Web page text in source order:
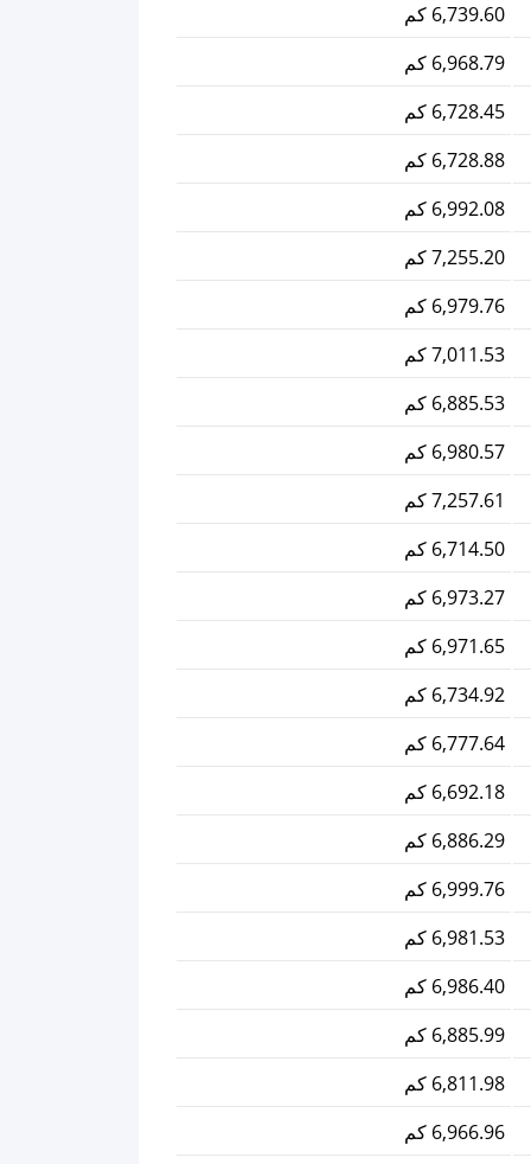
6,739.60 كم
6,968.79 كم
6,728.45 كم
6,728.88 كم
6,992.08 كم
7,255.20 كم
6,979.76 كم
7,011.53 كم
6,885.53 كم
6,980.57 كم
7,257.61 كم
6,714.50 كم
6,973.27 كم
6,971.65 كم
6,734.92 كم
6,777.64 كم
6,692.18 كم
6,886.29 كم
6,999.76 كم
6,981.53 كم
6,986.40 كم
6,885.99 كم
6,811.98 كم
6,966.96 كم